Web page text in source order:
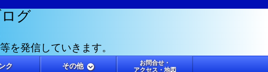
グ
を発信していきます。
ク その他
お問合せ・
アクセス・地図